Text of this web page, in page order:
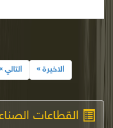
القطاعات
التالي الاخيرة »